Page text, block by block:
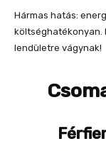
Hármas hatás:
költséghatékonyan.
lendületre vágynak!